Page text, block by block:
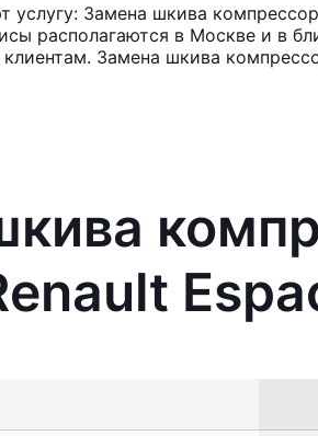
Замена шкива
располагаются в Москве и в
Замена шкива